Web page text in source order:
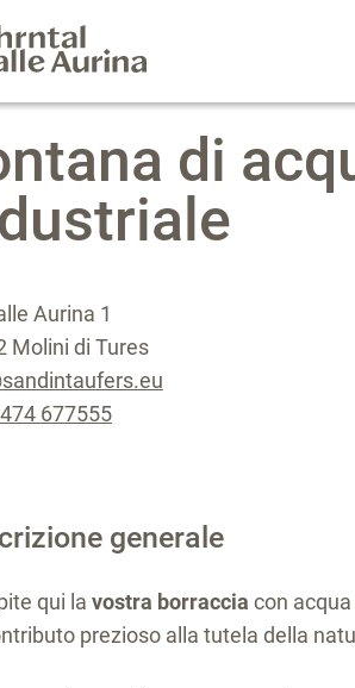
di
Aurina 1
Molini di Tures
677555
generale
qui la vostra borraccia con
prezioso alla tutela della